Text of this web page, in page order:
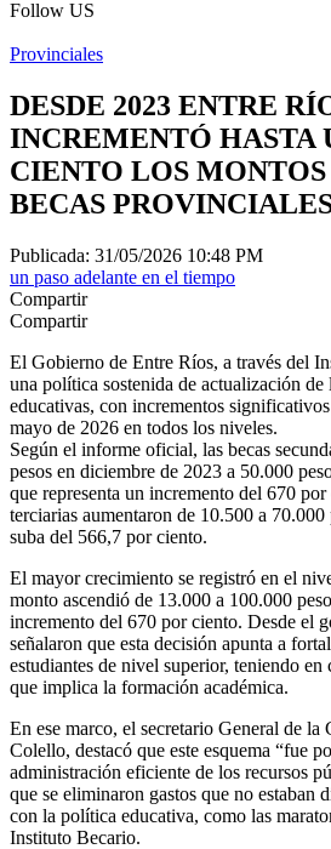
Follow US
Provinciales
DESDE 2023 ENTRE
INCREMENTÓ HASTA
CIENTO LOS
BECAS
Publicada: 31/05/2026 10:48 PM
un paso adelante en el tiempo
Compartir
Compartir
El Gobierno de Entre Ríos, a través del
una política sostenida de actualización de
educativas, con incrementos
mayo de 2026 en todos los niveles.
Según el informe oficial, las becas
pesos en diciembre de 2023 a 50.000
que representa un incremento del 670
terciarias aumentaron de 10.500 a 70.000
suba del 566,7 por ciento.
El mayor crecimiento se registró en el
monto ascendió de 13.000 a 100.000
incremento del 670 por ciento. Desde el
señalaron que esta decisión apunta a
estudiantes de nivel superior, teniendo en
que implica la formación académica.
En ese marco, el secretario General de
Colello, destacó que este esquema “fue
administración eficiente de los recursos
que se eliminaron gastos que no estaban
con la política educativa, como las
Instituto Becario.